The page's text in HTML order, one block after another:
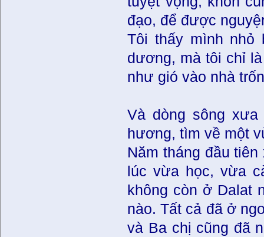
đạo, để được
Tôi thấy mình nhỏ
dương, mà tôi chỉ
như gió vào nhà
Và dòng sông
hương, tìm về một
Năm tháng đầu
lúc vừa học, vừa
không còn ở Dalat
nào. Tất cả đã ở
và Ba chị cũng đã